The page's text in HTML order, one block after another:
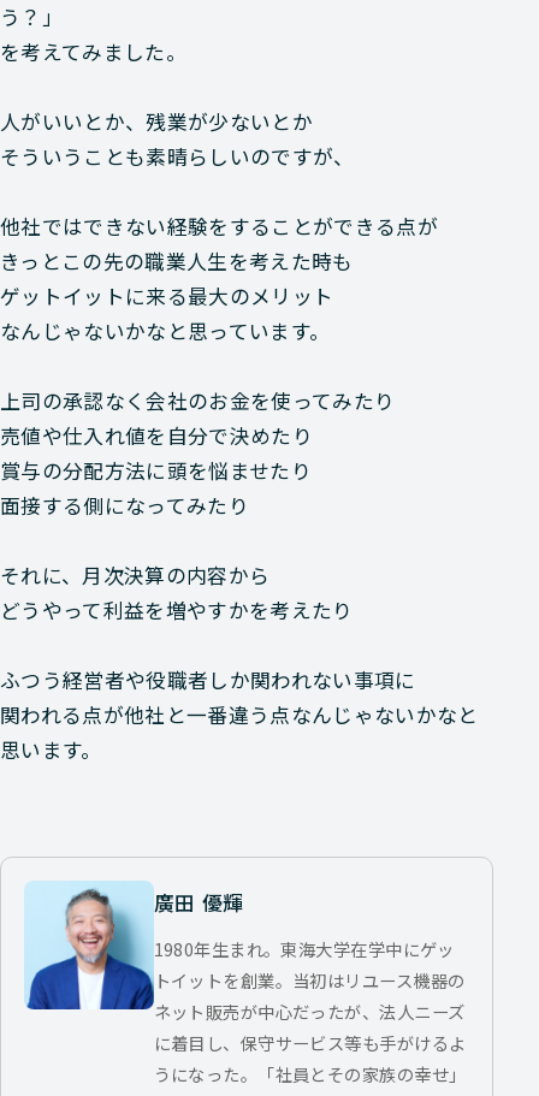
う？」
を考えてみました。
人がいいとか、残業が少ないとか
そういうことも素晴らしいのですが、
他社ではできない経験をすることができる点が
きっとこの先の職業人生を考えた時も
ゲットイットに来る最大のメリット
なんじゃないかなと思っています。
上司の承認なく会社のお金を使ってみたり
売値や仕入れ値を自分で決めたり
賞与の分配方法に頭を悩ませたり
面接する側になってみたり
それに、月次決算の内容から
どうやって利益を増やすかを考えたり
ふつう経営者や役職者しか関われない事項に
関われる点が他社と一番違う点なんじゃないかなと
思います。
廣田 優輝
1980年生まれ。東海大学在学中にゲッ
トイットを創業。当初はリユース機器の
ネット販売が中心だったが、法人ニーズ
に着目し、保守サービス等も手がけるよ
うになった。「社員とその家族の幸せ」